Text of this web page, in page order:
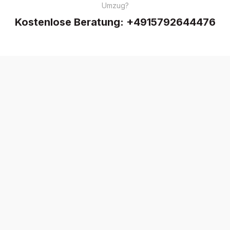
Umzug?
Kostenlose Beratung: +4915792644476